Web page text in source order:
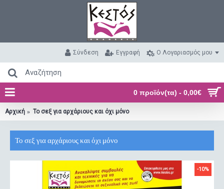
0 προϊόν(τα) - 0,00€
Σύνδεση Εγγραφή O Λογαριασμός μου
Αρχική Το σεξ για αρχάριους και όχι μόνο
Το σεξ για αρχάριους και όχι μόνο
-10%